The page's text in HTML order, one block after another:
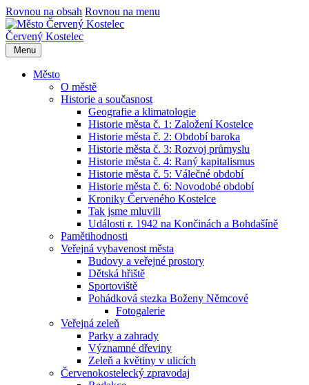
Rovnou na obsah Rovnou na menu
Červený Kostelec
Menu
Město
O městě
Historie a současnost
Geografie a klimatologie
Historie města č. 1: Založení Kostelce
Historie města č. 2: Období baroka
Historie města č. 3: Rozvoj průmyslu
Historie města č. 4: Raný kapitalismus
Historie města č. 5: Válečné období
Historie města č. 6: Novodobé období
Kroniky Červeného Kostelce
Tak jsme mluvili
Události r. 1942 na Končinách a Bohdašíně
Pamětihodnosti
Veřejná vybavenost města
Budovy a veřejné prostory
Dětská hřiště
Sportoviště
Pohádková stezka Boženy Němcové
Fotogalerie
Veřejná zeleň
Parky a zahrady
Významné dřeviny
Zeleň a květiny v ulicích
Červenokostelecký zpravodaj